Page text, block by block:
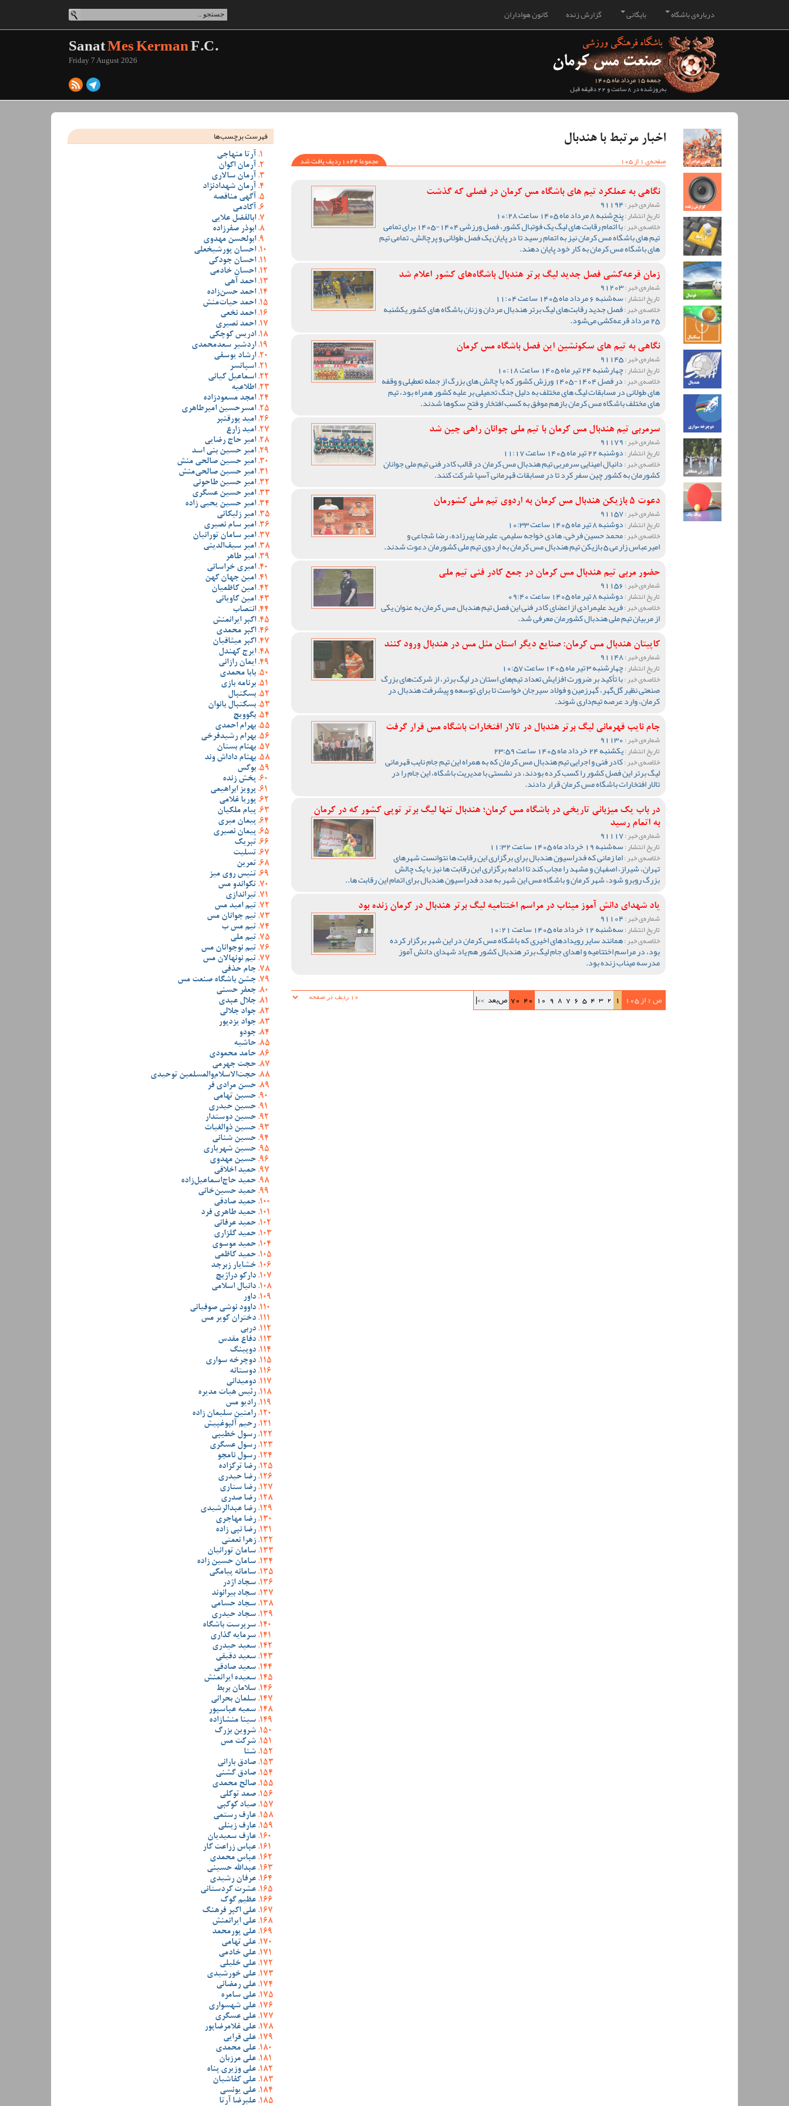
کانون هواداران گزارش زنده بایگانی درباره‌ی باشگاه
جمعه 15 مرداد ماه 1405
به‌روزشده در 8 ساعت و 22 دقیقه قبل
SanatMes KermanF.C.
Friday 7 August 2026
اخبار مرتبط با هندبال
صفحه‌ی 1 از 105
مجموعا 1044 ردیف یافت شد
نگاهی به عملکرد تیم های باشگاه مس کرمان در فصلی که گذشت
شماره‌ی خبر :91194
تاریخ انتشار :پنج‌شنبه 8 مرداد ماه 1405 ساعت 10:28
خلاصه‌ی خبر : با اتمام رقابت های لیگ یک فوتبال کشور، فصل ورزشی 1404-1405 برای تمامی
تیم های باشگاه مس کرمان نیز به اتمام رسید تا در پایان یک فصل طولانی و پرچالش، تمامی تیم
های باشگاه مس کرمان به کار خود پایان دهند.
زمان قرعه‌کشی فصل جدید لیگ برتر هندبال باشگاه‌های کشور اعلام شد
شماره‌ی خبر :91203
تاریخ انتشار :سه‌شنبه 6 مرداد ماه 1405 ساعت 11:04
خلاصه‌ی خبر :فصل جدید رقابت‌های لیگ برتر هندبال مردان و زنان باشگاه های کشور یکشنبه
25 مرداد قرعه‌کشی می‌شود.
نگاهی به تیم های سکونشین این فصل باشگاه مس کرمان
شماره‌ی خبر :91145
تاریخ انتشار :چهارشنبه 24 تیر ماه 1405 ساعت 10:18
خلاصه‌ی خبر : در فصل 1404-1405 ورزش کشور که با چالش های بزرگ از جمله تعطیلی و وقفه
های طولانی در مسابقات لیگ های مختلف به دلیل جنگ تحمیلی بر علیه کشور همراه بود، تیم
های مختلف باشگاه مس کرمان بازهم موفق به کسب افتخار و فتح سکوها شدند.
سرمربی تیم هندبال مس کرمان با تیم ملی جوانان راهی چین شد
شماره‌ی خبر :
تاریخ انتشار :دوشنبه 22 تیر ماه 1405 ساعت 11:17
خلاصه‌ی خبر :دانیال امینایی سرمربی تیم هندبال مس کرمان در قالب کادر فنی تیم ملی جوانان
کشورمان به کشور چین سفر کرد تا در مسابقات قهرمانی آسیا شرکت کنند.
دعوت 5 بازیکن هندبال مس کرمان به اردوی تیم ملی کشورمان
شماره‌ی خبر :91157
تاریخ انتشار :دوشنبه 8 تیر ماه 1405 ساعت 10:33
خلاصه‌ی خبر :محمد حسین فرخی، هادی خواجه سلیمی، علیرضا پیرزاده، رضا شجاعی و
امیرعباس زارعی 5 بازیکن تیم هندبال مس کرمان به اردوی تیم ملی کشورمان دعوت شدند.
حضور مربی تیم هندبال مس کرمان در جمع کادر فنی تیم ملی
شماره‌ی خبر :
تاریخ انتشار :دوشنبه 8 تیر ماه 1405 ساعت 09:40
خلاصه‌ی خبر :فرید علیمرادی از اعضای کادر فنی این فصل تیم هندبال مس کرمان به عنوان یکی
از مربیان تیم ملی هندبال کشورمان معرفی شد.
کاپیتان هندبال مس کرمان: صنایع دیگر استان مثل مس در هندبال ورود کنند
شماره‌ی خبر :91148
تاریخ انتشار :چهارشنبه 3 تیر ماه 1405 ساعت 10:57
خلاصه‌ی خبر :با تأکید بر ضرورت افزایش تعداد تیم‌های استان در لیگ برتر، از شرکت‌های بزرگ
صنعتی نظیر گل‌گهر، گهرزمین و فولاد سیرجان خواست تا برای توسعه و پیشرفت هندبال در
کرمان، وارد عرصه تیم‌داری شوند.
جام نایب قهرمانی لیگ برتر هندبال در تالار افتخارات باشگاه مس قرار گرفت
شماره‌ی خبر :
تاریخ انتشار :یکشنبه 24 خرداد ماه 1405 ساعت 23:59
خلاصه‌ی خبر :کادر فنی و اجرایی تیم هندبال مس کرمان که به همراه این تیم جام نایب قهرمانی
لیگ برتر این فصل کشور را کسب کرده بودند، در نشستی با مدیریت باشگاه، این جام را در
تالار افتخارات باشگاه مس کرمان قرار دادند.
در باب یک میزبانی تاریخی در باشگاه مس کرمان؛ هندبال تنها لیگ برتر توپی کشور که در کرمان
به اتمام رسید
شماره‌ی خبر :91117
تاریخ انتشار :سه‌شنبه 19 خرداد ماه 1405 ساعت 11:32
خلاصه‌ی خبر :اما زمانی که فدراسیون هندبال برای برگزاری این رقابت ها نتوانست شهرهای
تهران، شیراز، اصفهان و مشهد را مجاب کند تا ادامه برگزاری این رقابت ها نیز با یک چالش
بزرگ روبرو شود، شهر کرمان و باشگاه مس این شهر به مدد فدراسیون هندبال برای اتمام این رقابت ها..
یاد شهدای دانش آموز میناب در مراسم اختتامیه لیگ برتر هندبال در کرمان زنده بود
شماره‌ی خبر :91104
تاریخ انتشار :سه‌شنبه 12 خرداد ماه 1405 ساعت 10:21
خلاصه‌ی خبر :همانند سایر رویدادهای اخیری که باشگاه مس کرمان در این شهر برگزار کرده
بود، در مراسم اختتامیه و اهدای جام لیگ برتر هندبال کشور هم یاد شهدای دانش آموز
مدرسه میناب زنده بود.
ص 1 از 105 1
2
3
4
5
6
7
8
9
10
40
70 ص‌بعد >>|
فهرست برچسب‌ها
آرتا منهاجی
آرمان اکوان
آرمان سالاری
آرمان شهدادنژاد
آگهی مناقصه
آکادمی
ابالفضل علایی
ابوذر صفرزاده
ابولحسن مهدوی
احسان پورشیخعلی
احسان جودکی
احسان خادمی
احمد آهی
احمد حسن‌زاده
احمد حیات‌منش
احمد نخعی
احمد نصیری
ادریس کوچکی
اردشیر سعدمحمدی
ارشاد یوسفی
اسپانسر
اسماعیل کیانی
اطلاعیه
امجد مسعودزاده
امسرحسین امیرطاهری
امید پورقنبر
امید زارع
امیر حاج رضایی
امیر حسین بنی اسد
امیر حسین صالحی منش
امیر حسین صالحی‌منش
امیر حسین طاحونی
امیر حسین عسگری
امیر حسین یحیی زاده
امیر زلیکانی
امیر سام نصیری
امیر سامان تورانیان
امیر سیف‌الدینی
امیر طاهر
امیری خراسانی
امین جهان کهن
امین کاظمیان
امین کاویانی
انتصاب
اکبر ایرانمنش
اکبر محمدی
اکبر میثاقیان
ایرج کهندل
ایمان رازانی
بابا محمدی
برنامه بازی
بسکتبال
بسکتبال بانوان
بگوویچ
بهرام احمدی
بهرام رشیدفرخی
بهنام بستان
بهنام داداش وند
بوکس
پخش زنده
پرویز ابراهیمی
پوریا غلامی
پیام ملکیان
پیمان میری
پیمان نصیری
تبریک
تسلیت
تمرین
تنیس روی میز
تکواندو مس
تیراندازی
تیم امید مس
تیم جوانان مس
تیم مس ب
تیم ملی
تیم نوجوانان مس
تیم نونهالان مس
جام حذفی
جشن باشگاه صنعت مس
جعفر حسنی
جلال عبدی
جواد جلالی
جواد یزدپور
جودو
حاشیه
حامد محمودی
حجت جهرمی
حجت‌الاسلام‌والمسلمین توحیدی
حسن مرادی فر
حسین تهامی
حسین حیدری
حسین دوستدار
حسین ذوالغیاث
حسین شنانی
حسین شهریاری
حسین مهدوی
حمید اخلاقی
حمید حاج‌اسماعیل‌زاده
حمید حسین‌خانی
حمید صادقی
حمید طاهری فرد
حمید عرفانی
حمید گلزاری
حمید موسوی
حمید کاظمی
خشایار زبرجد
دارکو دراژیچ
دانیال اسلامی
داور
داوود نوشی صوفیانی
دختران کویر مس
دربی
دفاع مقدس
دوپینگ
دوچرخه سواری
دوستانه
دومیدانی
رئیس هیات مدیره
رادیو مس
رامتین سلیمان زاده
رحیم آلبوغبیش
رسول خطیبی
رسول عسگری
رسول نامجو
رضا ترکزاده
رضا حیدری
رضا ستاری
رضا صدری
رضا عبدالرشیدی
رضا مهاجری
رضا نبی زاده
زهرا نعمتی
سامان تورانیان
سامان حسین زاده
سامانه پیامکی
سجاد اژدر
سجاد بیرانوند
سجاد حسامی
سجاد حیدری
سرپرست باشگاه
سرمایه گذاری
سعید حیدری
سعید دقیقی
سعید صادقی
سعیده ایرانمنش
سلامان بربط
سلمان بحرانی
سمیه عباسپور
سینا منشازاده
شروین بزرگ
شرکت مس
شنا
صادق بارانی
صادق گشنی
صالح محمدی
صمد توکلی
صیاد کوکبی
عارف رستمی
عارف زینلی
عارف سعیدیان
عباس زراعت کار
عباس محمدی
عبدالله حسینی
عرفان رشیدی
عشرت کردستانی
عظیم گوک
علی اکبر فرهنگ
علی ایرانمنش
علی پورمحمد
علی تهامی
علی خادمی
علی خلیلی
علی خورشیدی
علی رمضانی
علی سامره
علی شهسواری
علی عسگری
علی غلامرضاپور
علی قرایی
علی محمدی
علی مرزبان
علی وزیری پناه
علی کفاشیان
علی یونسی
علیرضا آرتا